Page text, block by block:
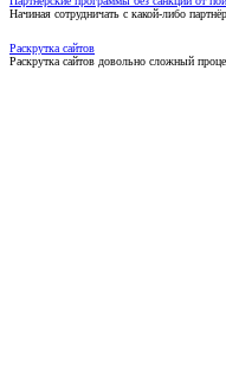
Начиная сотрудничать с какой-либо
Раскрутка сайтов
Раскрутка сайтов довольно сложный